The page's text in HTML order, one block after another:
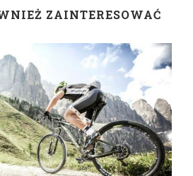
ZAINTERESOWAĆ